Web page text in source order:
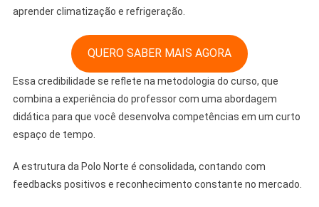
aprender climatização e refrigeração.
QUERO SABER MAIS AGORA
Essa credibilidade se reflete na metodologia do curso, que
combina a experiência do professor com uma abordagem
didática para que você desenvolva competências em um curto
espaço de tempo.
A estrutura da Polo Norte é consolidada, contando com
feedbacks positivos e reconhecimento constante no mercado.